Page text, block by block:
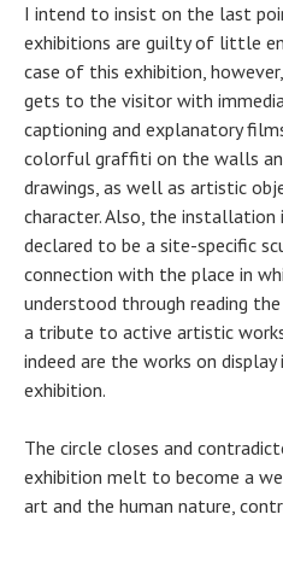
I intend to insist on the last
exhibitions are guilty of little
case of this exhibition,
gets to the visitor with
captioning and explanatory
colorful graffiti on the walls
drawings, as well as artistic
character. Also, the installation
declared to be a site-specific
connection with the place in
understood through reading
a tribute to active artistic
indeed are the works on
exhibition.
The circle closes and
exhibition melt to become a
art and the human nature,